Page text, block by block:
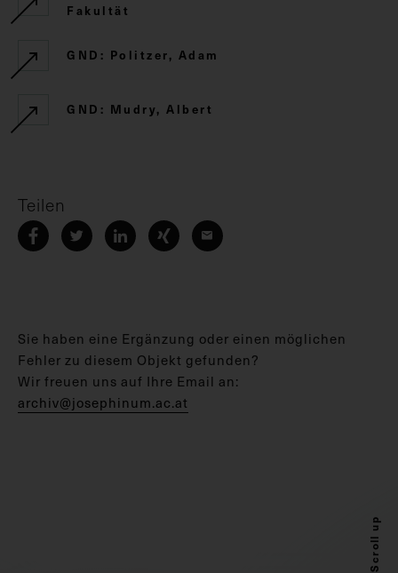
Fakultät
GND: Politzer, Adam
GND: Mudry, Albert
Teilen
Sie haben eine Ergänzung oder einen möglichen
Fehler zu diesem Objekt gefunden?
Wir freuen uns auf Ihre Email an:
archiv@josephinum.ac.at
Scroll up